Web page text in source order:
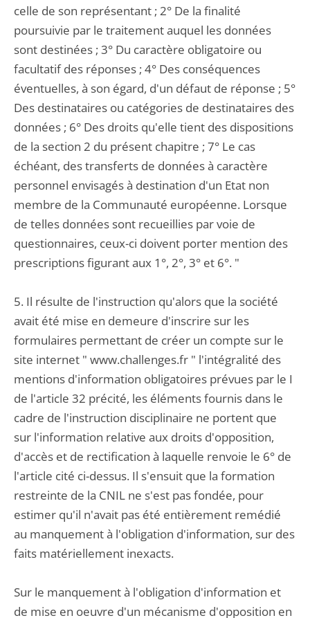
celle de son représentant ; 2° De la finalité
poursuivie par le traitement auquel les données
sont destinées ; 3° Du caractère obligatoire ou
facultatif des réponses ; 4° Des conséquences
éventuelles, à son égard, d'un défaut de réponse ; 5°
Des destinataires ou catégories de destinataires des
données ; 6° Des droits qu'elle tient des dispositions
de la section 2 du présent chapitre ; 7° Le cas
échéant, des transferts de données à caractère
personnel envisagés à destination d'un Etat non
membre de la Communauté européenne. Lorsque
de telles données sont recueillies par voie de
questionnaires, ceux-ci doivent porter mention des
prescriptions figurant aux 1°, 2°, 3° et 6°. "
5. Il résulte de l'instruction qu'alors que la société
avait été mise en demeure d'inscrire sur les
formulaires permettant de créer un compte sur le
site internet " www.challenges.fr " l'intégralité des
mentions d'information obligatoires prévues par le I
de l'article 32 précité, les éléments fournis dans le
cadre de l'instruction disciplinaire ne portent que
sur l'information relative aux droits d'opposition,
d'accès et de rectification à laquelle renvoie le 6° de
l'article cité ci-dessus. Il s'ensuit que la formation
restreinte de la CNIL ne s'est pas fondée, pour
estimer qu'il n'avait pas été entièrement remédié
au manquement à l'obligation d'information, sur des
faits matériellement inexacts.
Sur le manquement à l'obligation d'information et
de mise en oeuvre d'un mécanisme d'opposition en